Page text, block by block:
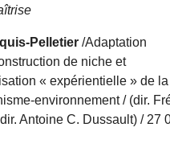
Pelletier/Adaptation
de niche et
« expérientielle » de la
environnement / (dir.
Antoine C. Dussault) / 27